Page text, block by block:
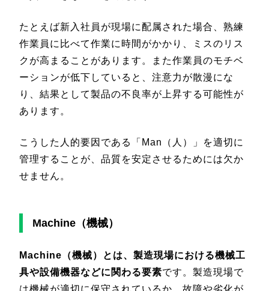
たとえば新入社員が現場に配属された場合、熟練
作業員に比べて作業に時間がかかり、ミスのリス
クが高まることがあります。また作業員のモチベ
ーションが低下していると、注意力が散漫にな
り、結果として製品の不良率が上昇する可能性が
あります。
こうした人的要因である「Man（人）」を適切に
管理することが、品質を安定させるためには欠か
せません。
Machine（機械）
Machine（機械）とは、製造現場における機械工
具や設備機器などに関わる要素です。製造現場で